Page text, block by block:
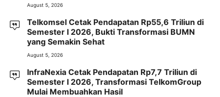
August 5, 2026
Telkomsel Cetak Pendapatan Rp55,6 Triliun di
Semester I 2026, Bukti Transformasi BUMN
yang Semakin Sehat
August 5, 2026
InfraNexia Cetak Pendapatan Rp7,7 Triliun di
Semester I 2026, Transformasi TelkomGroup
Mulai Membuahkan Hasil